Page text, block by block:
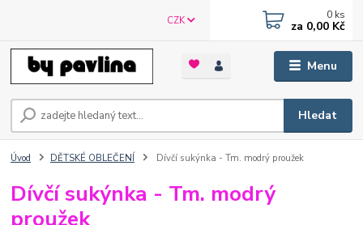
Menu
CZK
Hledat
0 ks
za 0,00 Kč
Úvod DĚTSKÉ OBLEČENÍ Dívčí sukýnka - Tm. modrý proužek
Dívčí sukýnka - Tm. modrý
proužek